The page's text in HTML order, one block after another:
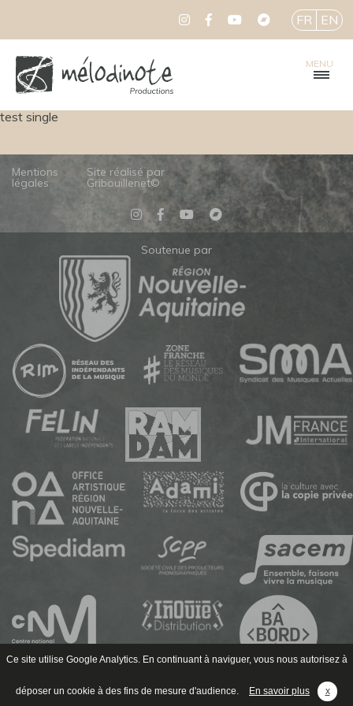
Ce site utilise Google Analytics. En continuant à naviguer, vous nous autorisez à
déposer un cookie à des fins de mesure d'audience. En savoir plus x
MENU
FR EN
test single
Mentions
légales
Site réalisé par
Gribouillenet©
Soutenue par